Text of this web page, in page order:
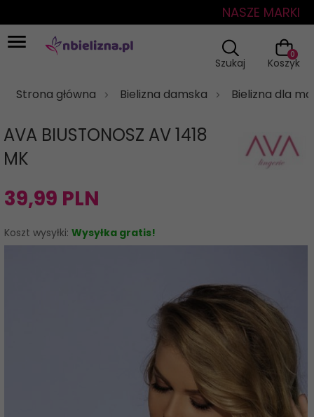
NASZE MARKI
Szukaj Koszyk
0
Strona główna Bielizna damska Bielizna dla
AVA BIUSTONOSZ AV 1418
MK
39,99 PLN
Koszt wysyłki: Wysyłka gratis!